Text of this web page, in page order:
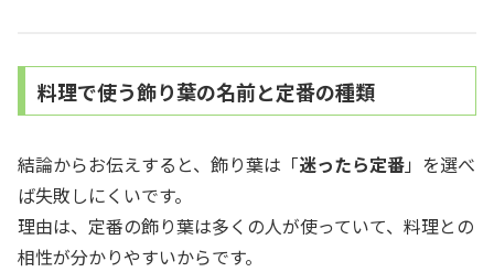
料理で使う飾り葉の名前と定番の種類
結論からお伝えすると、飾り葉は「迷ったら定番」を選べ
ば失敗しにくいです。
理由は、定番の飾り葉は多くの人が使っていて、料理との
相性が分かりやすいからです。